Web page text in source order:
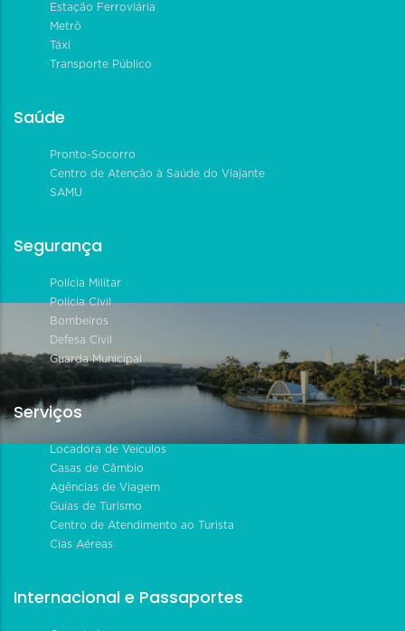
Estação Ferroviária
Metrô
Táxi
Transporte Público
Saúde
Pronto-Socorro
Centro de Atenção à Saúde do Viajante
SAMU
Segurança
Polícia Militar
Polícia Civil
Bombeiros
Defesa Civil
Guarda Municipal
Serviços
Locadora de Veículos
Casas de Câmbio
Agências de Viagem
Guias de Turismo
Centro de Atendimento ao Turista
Cias Aéreas
Internacional e Passaportes